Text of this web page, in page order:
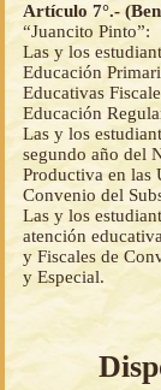
Artículo 7°.-
“Juancito Pinto”:
Las y los
Educación
Educativas
Educación
Las y los
segundo año del
Productiva en las
Convenio del
Las y los
atención
y Fiscales de
y Especial.